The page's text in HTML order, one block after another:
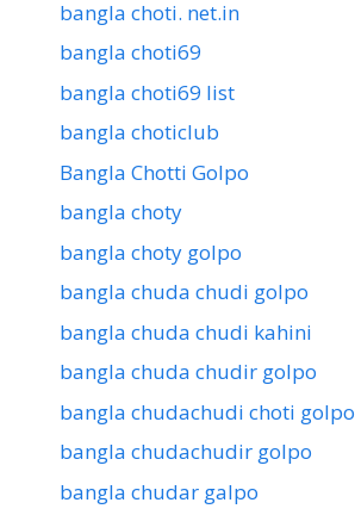
bangla choti. net.in
bangla choti69
bangla choti69 list
bangla choticlub
Bangla Chotti Golpo
bangla choty
bangla choty golpo
bangla chuda chudi golpo
bangla chuda chudi kahini
bangla chuda chudir golpo
bangla chudachudi choti golpo
bangla chudachudir golpo
bangla chudar galpo